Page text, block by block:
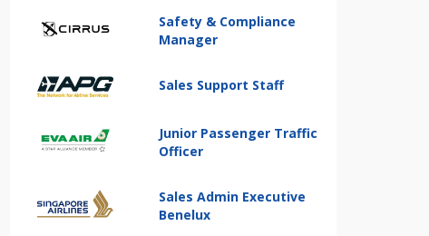
Safety & Compliance
Manager
Sales Support Staff
Junior Passenger Traffic
Officer
Sales Admin Executive
Benelux